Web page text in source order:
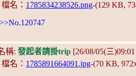
檔名： 1785834238526.png-(129 KB,
>>No.120747
稱: 發起者請掛trip [26/08/05(三
檔名： 1785891664091.jpg-(70 KB,